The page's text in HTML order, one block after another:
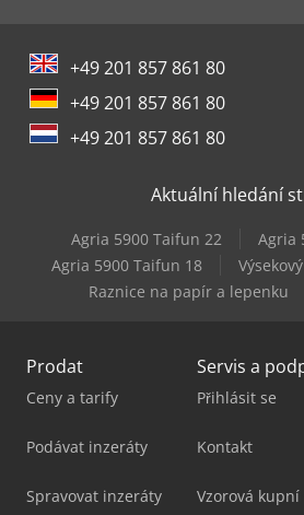
Komatsu Hb365Lc-3
Komatsu Wa480-6
Kubota U56-5
Weinbrenner Tsv 6/3050
+49 201 857 861 80
+49 201 857 861 80
+49 201 857 861 80
Aktuální hledání
Agria 5900 Taifun 22
Agria
Agria 5900 Taifun 18
Raznice na papír a lepenku
Prodat
Ceny a tarify
Podávat inzeráty
Spravovat inzeráty
Servis a
Přihlásit se
Kontakt
Vzorová